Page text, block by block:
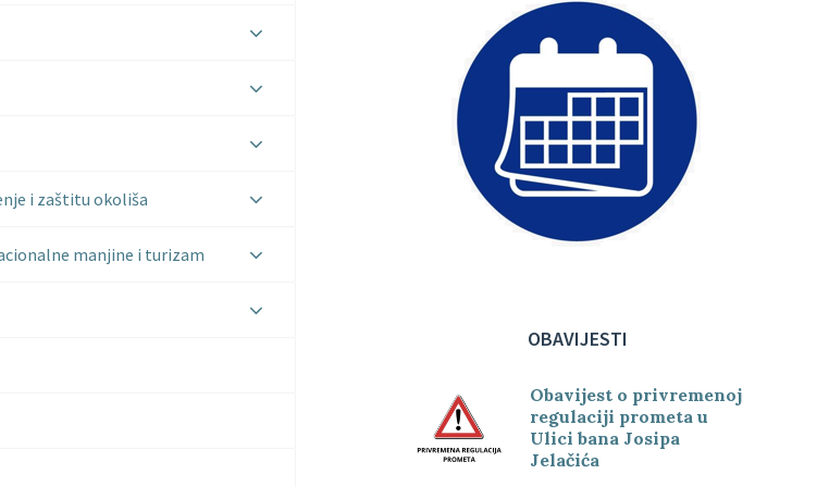
i zaštitu okoliša
manjine i turizam
OBAVIJESTI
Obavijest o privremenoj
regulaciji prometa u
Ulici bana Josipa
Jelačića